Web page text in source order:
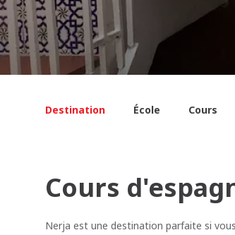
Destination École Cours
Cours
Nerja est une destination parfaite si